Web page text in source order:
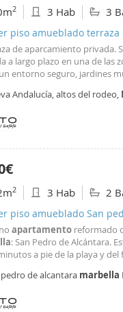
2 3 Hab 3
piso amueblado terraza
de aparcamiento privada.
a largo plazo en una de las
entorno seguro, jardines
Andalucía, altos del rodeo,
2 3 Hab 2
piso amueblado San
apartamento reformado
: San Pedro de Alcántara.
a pie de la playa y
excelentes
de alcantara marbella